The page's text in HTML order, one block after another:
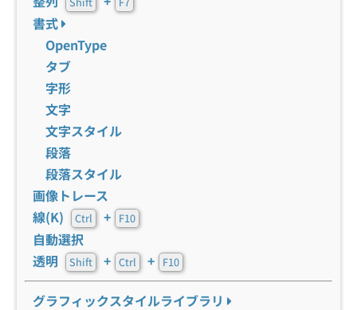
書式
OpenType
タブ
字形
文字
文字スタイル
段落
段落スタイル
画像トレース
線(K)
Ctrl + F10
自動選択
透明
Shift + Ctrl + F10
グラフィックスタイルライブラリ